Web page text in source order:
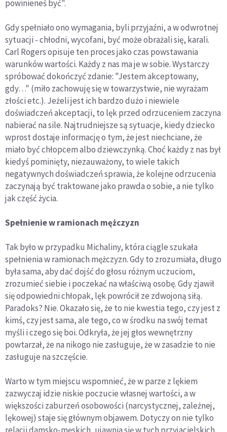
powinieneś być".
Gdy spełniało ono wymagania, byli przyjaźni, a w odwrotnej
sytuacji - chłodni, wycofani, być może obrażali się, karali.
Carl Rogers opisuje ten proces jako czas powstawania
warunków wartości. Każdy z nas ma je w sobie. Wystarczy
spróbować dokończyć zdanie: "Jestem akceptowany,
gdy…" (miło zachowuję się w towarzystwie, nie wyrażam
złości etc.). Jeżeli jest ich bardzo dużo i niewiele
doświadczeń akceptacji, to lęk przed odrzuceniem zaczyna
nabierać na sile. Najtrudniejsze są sytuacje, kiedy dziecko
wprost dostaje informację o tym, że jest niechciane, że
miało być chłopcem albo dziewczynką. Choć każdy z nas był
kiedyś pominięty, niezauważony, to wiele takich
negatywnych doświadczeń sprawia, że kolejne odrzucenia
zaczynają być traktowane jako prawda o sobie, a nie tylko
jak część życia.
Spełnienie w ramionach mężczyzn
Tak było w przypadku Michaliny, która ciągle szukała
spełnienia w ramionach mężczyzn. Gdy to zrozumiała, długo
była sama, aby dać dojść do głosu różnym uczuciom,
zrozumieć siebie i poczekać na właściwą osobę. Gdy zjawił
się odpowiedni chłopak, lęk powrócił ze zdwojoną siłą.
Paradoks? Nie. Okazało się, że to nie kwestia tego, czy jest z
kimś, czy jest sama, ale tego, co w środku na swój temat
myśli i czego się boi. Odkryła, że jej głos wewnętrzny
powtarzał, że na nikogo nie zasługuje, że w zasadzie to nie
zasługuje na szczęście.
Warto w tym miejscu wspomnieć, że w parze z lękiem
zazwyczaj idzie niskie poczucie własnej wartości, a w
większości zaburzeń osobowości (narcystycznej, zależnej,
lękowej) staje się głównym objawem. Dotyczy on nie tylko
relacji damsko-męskich, ujawnia się w tych przyjacielskich,